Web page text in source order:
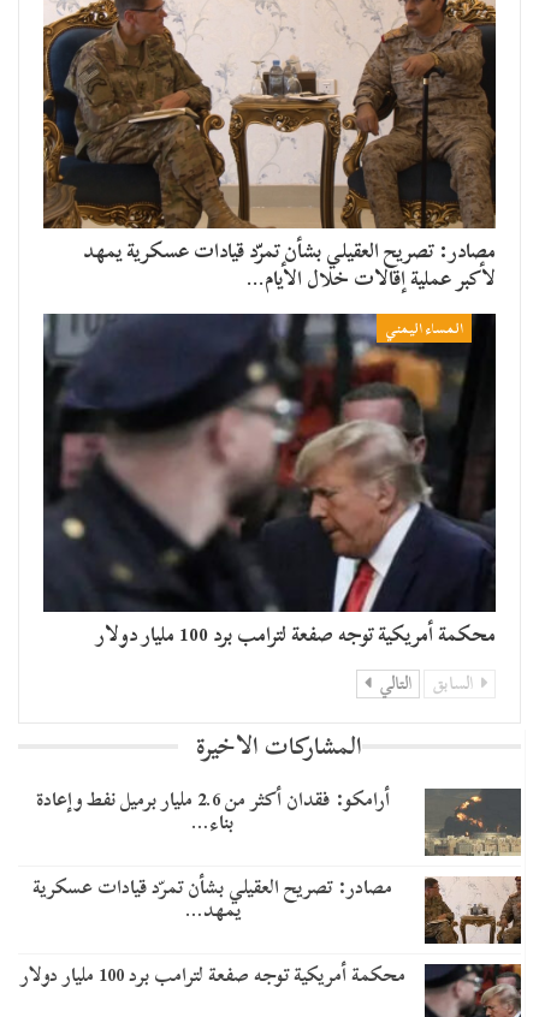
مصادر: تصريح العقيلي بشأن تمرّد قيادات عسكرية يمهد
لأكبر عملية إقالات خلال الأيام…
المساء اليمني
محكمة أمريكية توجه صفعة لترامب برد 100 مليار دولار
السابق التالي
المشاركات الاخيرة
أرامكو: فقدان أكثر من 2.6 مليار برميل نفط وإعادة
بناء…
مصادر: تصريح العقيلي بشأن تمرّد قيادات عسكرية
يمهد…
محكمة أمريكية توجه صفعة لترامب برد 100 مليار دولار